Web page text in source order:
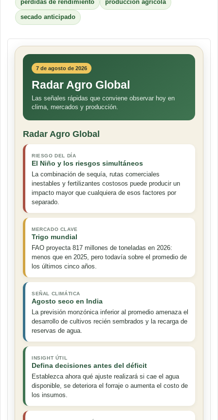
pérdidas de rendimiento producción agrícola
secado anticipado
7 de agosto de 2026
Radar Agro Global
Las señales rápidas que conviene observar hoy en
clima, mercados y producción.
Radar Agro Global
RIESGO DEL DÍA
El Niño y los riesgos simultáneos
La combinación de sequía, rutas comerciales
inestables y fertilizantes costosos puede producir un
impacto mayor que cualquiera de esos factores por
separado.
MERCADO CLAVE
Trigo mundial
FAO proyecta 817 millones de toneladas en 2026:
menos que en 2025, pero todavía sobre el promedio de
los últimos cinco años.
SEÑAL CLIMÁTICA
Agosto seco en India
La previsión monzónica inferior al promedio amenaza el
desarrollo de cultivos recién sembrados y la recarga de
reservas de agua.
INSIGHT ÚTIL
Defina decisiones antes del déficit
Establezca ahora qué ajuste realizará si cae el agua
disponible, se deteriora el forraje o aumenta el costo de
los insumos.